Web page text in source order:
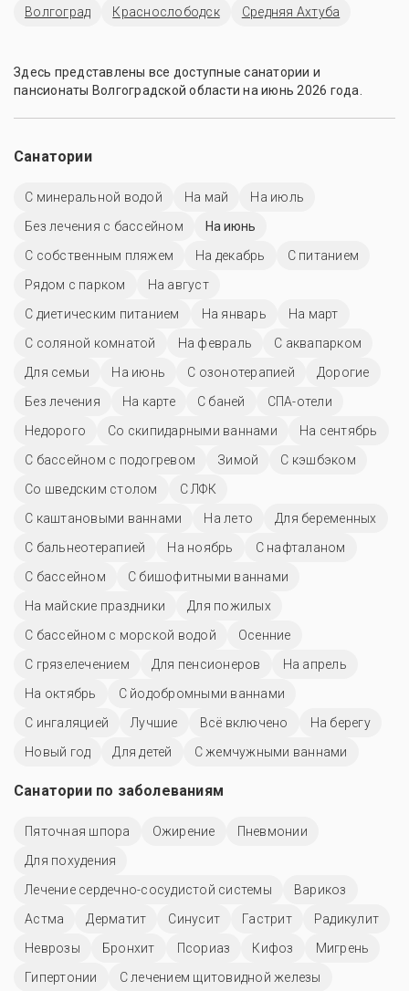
Волгоград Краснослободск Средняя Ахтуба
Здесь представлены все доступные санатории и
пансионаты Волгоградской области на июнь 2026 года.
Санатории
С минеральной водой На май
На июль
Без лечения с бассейном
На июнь
С собственным пляжем
На декабрь
С питанием
Рядом с парком
На август
С диетическим питанием
На январь
На март
С соляной комнатой
На февраль
С аквапарком
Для семьи
На июнь С озонотерапией
Дорогие
Без лечения
На карте С баней
СПА-отели
Недорого
Со скипидарными ваннами
На сентябрь
С бассейном с подогревом
Зимой
С кэшбэком
Со шведским столом
С ЛФК
С каштановыми ваннами
На лето
Для беременных
С бальнеотерапией
На ноябрь
С нафталаном
C бассейном
С бишофитными ваннами
На майские праздники
Для пожилых
С бассейном с морской водой
Осенние
С грязелечением
Для пенсионеров
На апрель
На октябрь
С йодобромными ваннами
С ингаляцией
Лучшие Всё включено
На берегу
Новый год
Для детей С жемчужными ваннами
Санатории по заболеваниям
Пяточная шпора Ожирение
Пневмонии
Для похудения
Лечение сердечно-сосудистой системы
Варикоз
Астма
Дерматит Синусит Гастрит
Радикулит
Неврозы
Бронхит Псориаз Кифоз
Мигрень
Гипертонии
С лечением щитовидной железы